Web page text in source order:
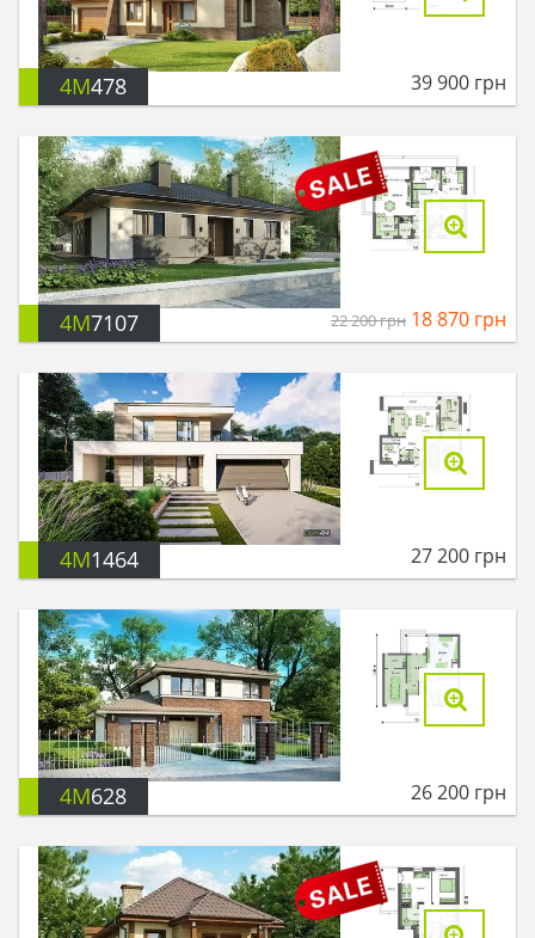
4M478 39 900 грн
4M7107 22 200грн 18 870 грн
4M1464 27 200 грн
4M628 26 200 грн